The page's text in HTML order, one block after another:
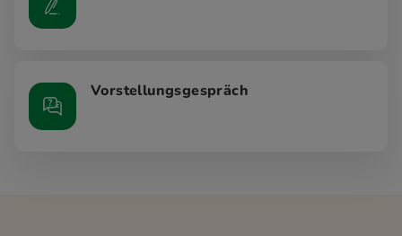
Vorstellungsgespräch